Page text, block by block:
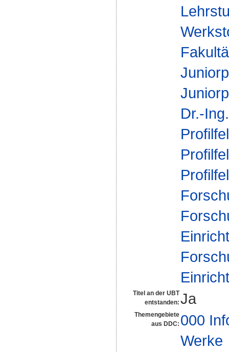
Dr.-
Titel an der UBT
entstanden: Ja
Themengebiete
aus DDC: 000
Werke